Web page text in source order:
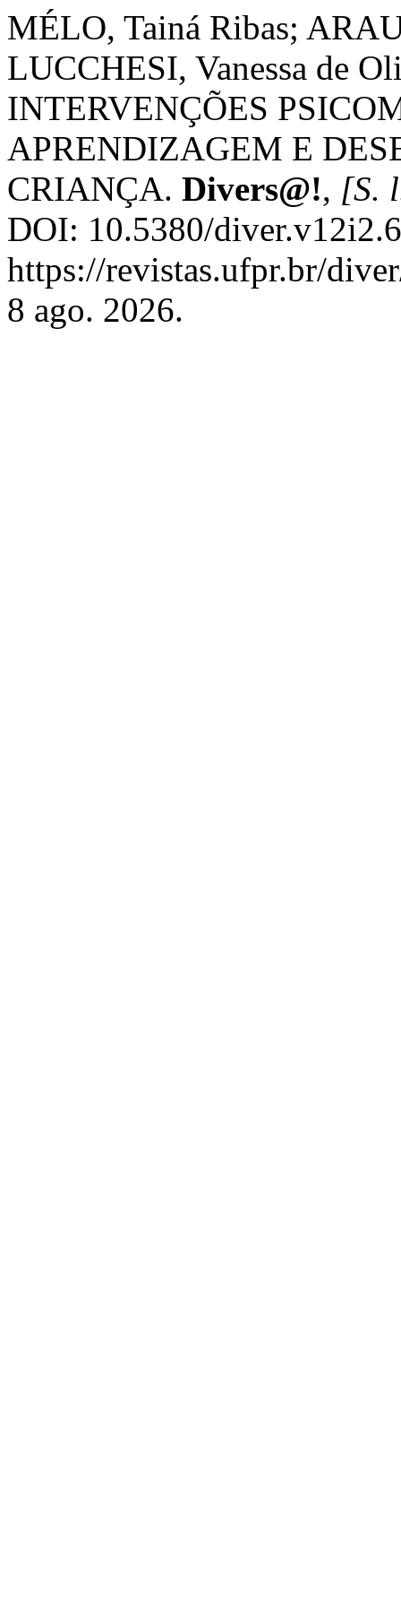
MÉLO, Tainá Ribas;
LUCCHESI, Vanessa de
INTERVENÇÕES
APRENDIZAGEM E
CRIANÇA. Divers@!, [S.
DOI: 10.5380/
https://revistas.ufpr.br/
8 ago. 2026.